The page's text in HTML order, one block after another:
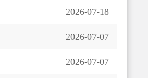
2026-07-18
2026-07-07
2026-07-07